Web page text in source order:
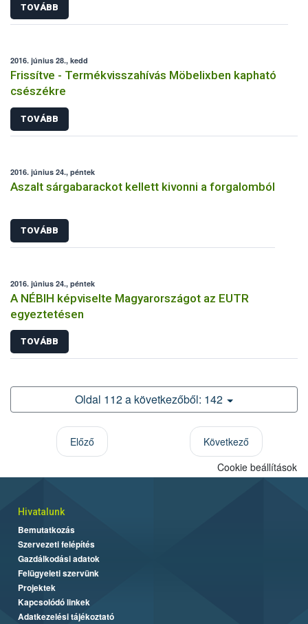
TOVÁBB
2016. június 28., kedd
Frissítve - Termékvisszahívás Möbelixben kapható
csészékre
TOVÁBB
2016. június 24., péntek
Aszalt sárgabarackot kellett kivonni a forgalomból
TOVÁBB
2016. június 24., péntek
A NÉBIH képviselte Magyarországot az EUTR
egyeztetésen
TOVÁBB
Oldal 112 a következőből: 142
Előző
Következő
Cookie beállítások
Hivatalunk
Bemutatkozás
Szervezeti felépítés
Gazdálkodási adatok
Felügyeleti szervünk
Projektek
Kapcsolódó linkek
Adatkezelési tájékoztató